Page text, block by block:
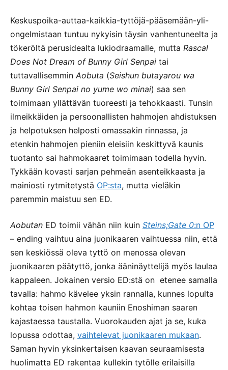
Keskuspoika-auttaa-kaikkia-tyttöjä-pääsemään-yli-
ongelmistaan tuntuu nykyisin täysin vanhentuneelta ja
tökeröltä perusidealta lukiodraamalle, mutta Rascal
Does Not Dream of Bunny Girl Senpai tai
tuttavallisemmin Aobuta (Seishun butayarou wa
Bunny Girl Senpai no yume wo minai) saa sen
toimimaan yllättävän tuoreesti ja tehokkaasti. Tunsin
ilmeikkäiden ja persoonallisten hahmojen ahdistuksen
ja helpotuksen helposti omassakin rinnassa, ja
etenkin hahmojen pieniin eleisiin keskittyvä kaunis
tuotanto sai hahmokaaret toimimaan todella hyvin.
Tykkään kovasti sarjan pehmeän asenteikkaasta ja
mainiosti rytmitetystä OP:sta, mutta vieläkin
paremmin maistuu sen ED.
Aobutan ED toimii vähän niin kuin Steins;Gate 0:n OP
– ending vaihtuu aina juonikaaren vaihtuessa niin, että
sen keskiössä oleva tyttö on menossa olevan
juonikaaren päätyttö, jonka ääninäyttelijä myös laulaa
kappaleen. Jokainen versio ED:stä on etenee samalla
tavalla: hahmo kävelee yksin rannalla, kunnes lopulta
kohtaa toisen hahmon kauniin Enoshiman saaren
kajastaessa taustalla. Vuorokauden ajat ja se, kuka
lopussa odottaa, vaihtelevat juonikaaren mukaan.
Saman hyvin yksinkertaisen kaavan seuraamisesta
huolimatta ED rakentaa kullekin tytölle erilaisilla